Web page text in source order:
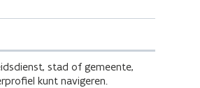
stad of gemeente,
kunt navigeren.